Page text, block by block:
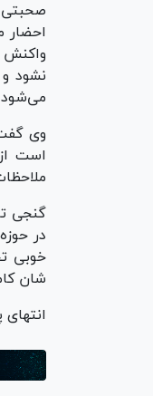
صحبتی
احضار
نشود
وی
است
گنجی
در
خوبی
شان
انتهای